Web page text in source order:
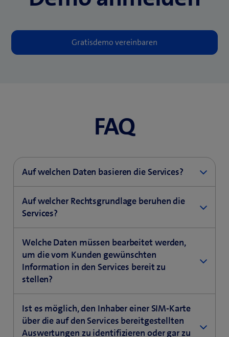
FAQ
Auf welchen Daten basieren die Services?
Wir verwenden aggregierte Mobilitätsdaten aus
dem Mobilfunknetz. Es sind Daten, die anonyme
Aussagen über das Mobilitätsverhalten der
Bevölkerung erlauben.
Auf welcher Rechtsgrundlage beruhen die
Services?
Für diese Services und die damit verbundene
Datenbearbeitung bildet Art. 45b Fernmeldegesetz
(FMG) die Rechtsgrundlage. Nach dieser
Bestimmung dürfen Fernmeldedienstanbieterinnen
die Standortdaten ihrer Kundinnen und Kunden in
anonymisierter Form oder mit deren Einwilligung
auch für Dienste verarbeiten, die über die
Welche Daten müssen bearbeitet werden,
um die vom Kunden gewünschten
Information in den Services bereit zu
stellen?
Die Services beruhen originär auf Daten, die bei der
Nutzung eines Mobilfunkgeräts durch die
Kundinnen und Kunden von Swisscom generiert
Ist es möglich, den Inhaber einer SIM-Karte
über die auf den Services bereitgestellten
Auswertungen zu identifizieren oder gar zu